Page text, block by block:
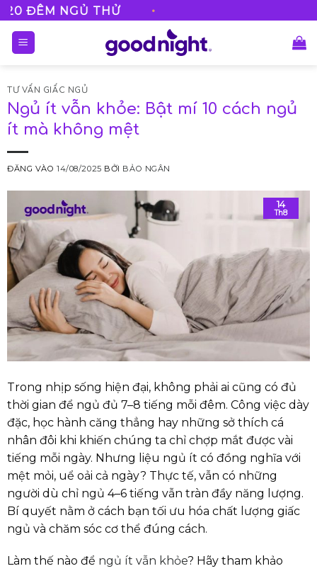
Bỏ
THỬ •
TƯ VẤN GIẤC NGỦ
Ngủ ít vẫn khỏe: Bật mí 10 cách ngủ
ít mà không mệt
ĐĂNG VÀO14/08/2025 BỞI BẢO NGÂN
14
Th8
Trong nhịp sống hiện đại, không phải ai cũng có đủ
thời gian để ngủ đủ 7–8 tiếng mỗi đêm. Công việc dày
đặc, học hành căng thẳng hay những sở thích cá
nhân đôi khi khiến chúng ta chỉ chợp mắt được vài
tiếng mỗi ngày. Nhưng liệu ngủ ít có đồng nghĩa với
mệt mỏi, uể oải cả ngày? Thực tế, vẫn có những
người dù chỉ ngủ 4–6 tiếng vẫn tràn đầy năng lượng.
Bí quyết nằm ở cách bạn tối ưu hóa chất lượng giấc
ngủ và chăm sóc cơ thể đúng cách.
Làm thế nào để ngủ ít vẫn khỏe? Hãy tham khảo